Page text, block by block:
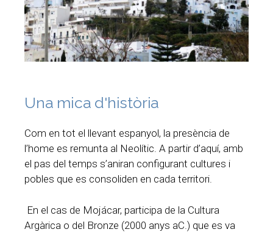
Una mica d'història
Com en tot el llevant espanyol, la presència de
l’home es remunta al Neolític. A partir d’aquí, amb
el pas del temps s’aniran configurant cultures i
pobles que es consoliden en cada territori.
En el cas de Mojácar, participa de la Cultura
Argàrica o del Bronze (2000 anys aC.) que es va